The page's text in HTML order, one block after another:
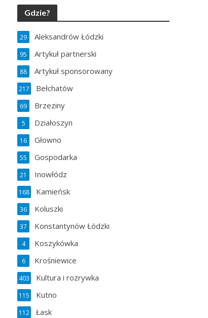
Gdzie?
Aleksandrów Łódzki
29
Artykuł partnerski
95
Artykuł sponsorowany
88
Bełchatów
217
Brzeziny
69
Działoszyn
5
Głowno
16
Gospodarka
55
Inowłódz
21
Kamieńsk
168
Koluszki
36
Konstantynów Łódzki
37
Koszykówka
4
Krośniewice
6
Kultura i rozrywka
403
Kutno
115
Łask
112